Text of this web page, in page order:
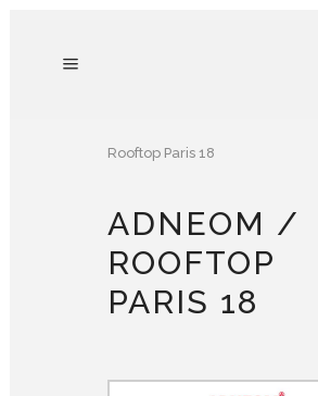
Rooftop Paris 18
ADNEOM /
ROOFTOP
PARIS 18